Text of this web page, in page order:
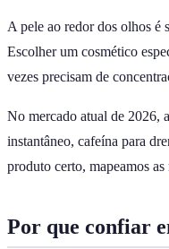
A pele ao redor dos olhos é
Escolher um cosmético
vezes precisam de
No mercado atual de 2026,
instantâneo, cafeína para
produto certo, mapeamos
Por que confiar